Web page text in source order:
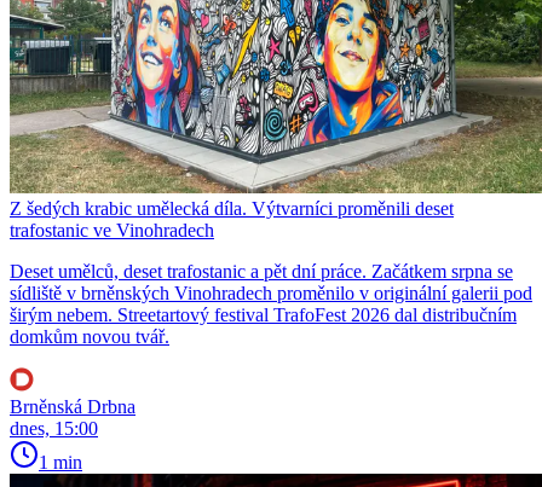
Z šedých krabic umělecká díla. Výtvarníci proměnili deset
trafostanic ve Vinohradech
Deset umělců, deset trafostanic a pět dní práce. Začátkem srpna se
sídliště v brněnských Vinohradech proměnilo v originální galerii pod
širým nebem. Streetartový festival TrafoFest 2026 dal distribučním
domkům novou tvář.
Brněnská Drbna
dnes, 15:00
1 min